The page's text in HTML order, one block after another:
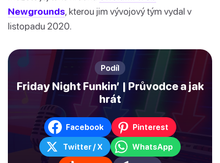
Newgrounds, kterou jim vývojový tým vydal v
listopadu 2020.
Podíl
Friday Night Funkin’ | Průvodce a jak
hrát
Facebook Pinterest
Twitter / X WhatsApp